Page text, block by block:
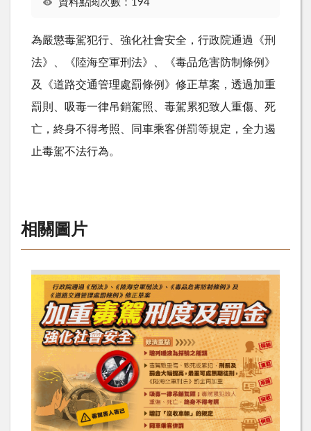
資料點閱次數：194
為嚴懲毒駕犯行、強化社會安全，行政院通過《刑
法》、《陸海空軍刑法》、《毒品危害防制條例》
及《道路交通管理處罰條例》修正草案，透過加重
罰則、吸毒一律吊銷駕照、毒駕累犯致人重傷、死
亡，終身不得考照、同車乘客併罰等規定，全力遏
止毒駕不法行為。
相關圖片